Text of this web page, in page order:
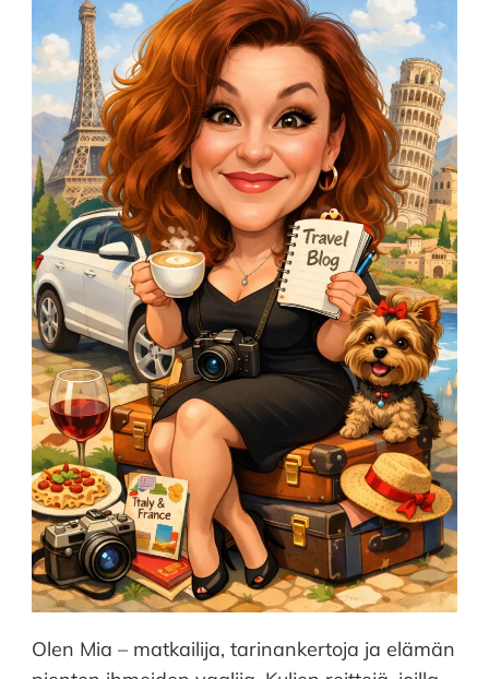
Olen Mia – matkailija, tarinankertoja ja elämän